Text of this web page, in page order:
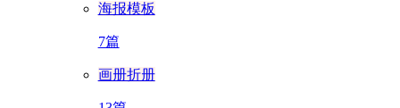
海报模板
7篇
画册折册